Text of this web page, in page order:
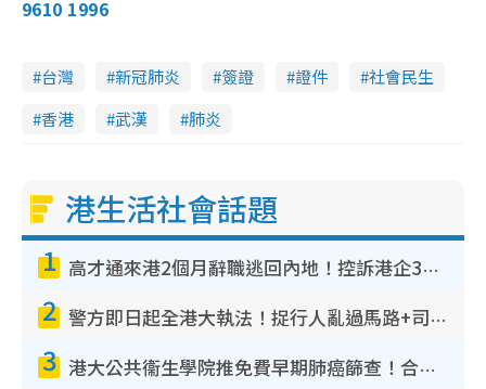
9610 1996
台灣 新冠肺炎 簽證 證件
社會民生
香港
武漢 肺炎
港生活社會話題
1 高才通來港2個月辭職逃回內地！控訴港企3宗罪 歎微管理極窒息
2 警方即日起全港大執法！捉行人亂過馬路+司機不專注駕駛！亂過馬路罰$2000
3 港大公共衞生學院推免費早期肺癌篩查！合資格人士將獲全額資助定期血液化驗／電腦斷層掃描／風險評估